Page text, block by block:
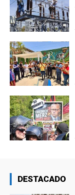
DESTACADO